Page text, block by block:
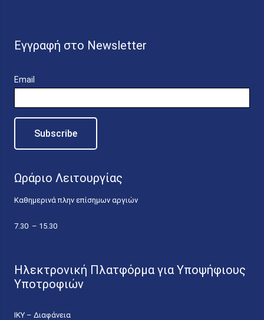
Εγγραφή στο Newsletter
Email
Ωράριο Λειτουργίας
Καθημερινά πλην επίσημων αργιών
7.30 – 15.30
Ηλεκτρονική Πλατφόρμα για Υποψήφιους
Υποτροφιών
ΙΚΥ – Διαφάνεια